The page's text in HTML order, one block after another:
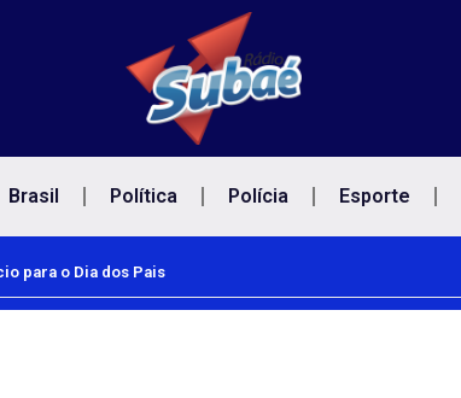
Brasil Política Polícia Esporte
para o Dia dos Pais